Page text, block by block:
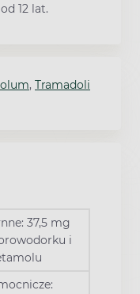
12 lat.
, Tramadoli
37,5 mg
i